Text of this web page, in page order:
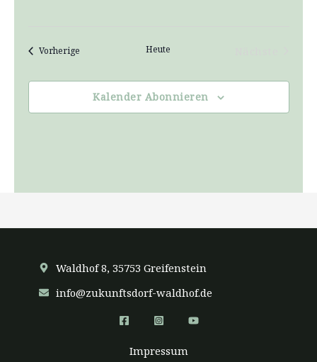
VorherigeVeranstaltungenHeute
Kalender Abonnieren
Waldhof 8, 35753 Greifenstein
info@zukunftsdorf-waldhof.de
Impressum